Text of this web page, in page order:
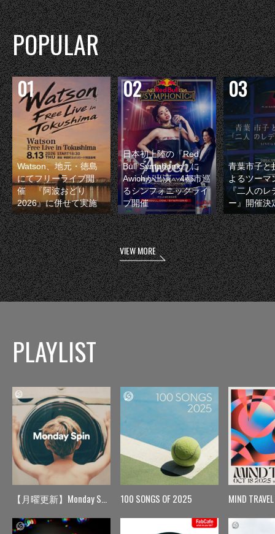
POPULAR
Watson、地元・徳島
にてフリーライブ開
催 『阿波おどり
2026』に併せて実施
日本初上陸の『Red
Bull Symphonic』に
Awichが出演 4都市巡
るシンフォニックライ
ブ開催
青葉市子と
よるツーマ
『二人のレ
ー』開催決
VIEW MORE
PLAYLIST
【月曜更新】Monday Spin 100 SONGS OF 2025 MIND TRAVEL